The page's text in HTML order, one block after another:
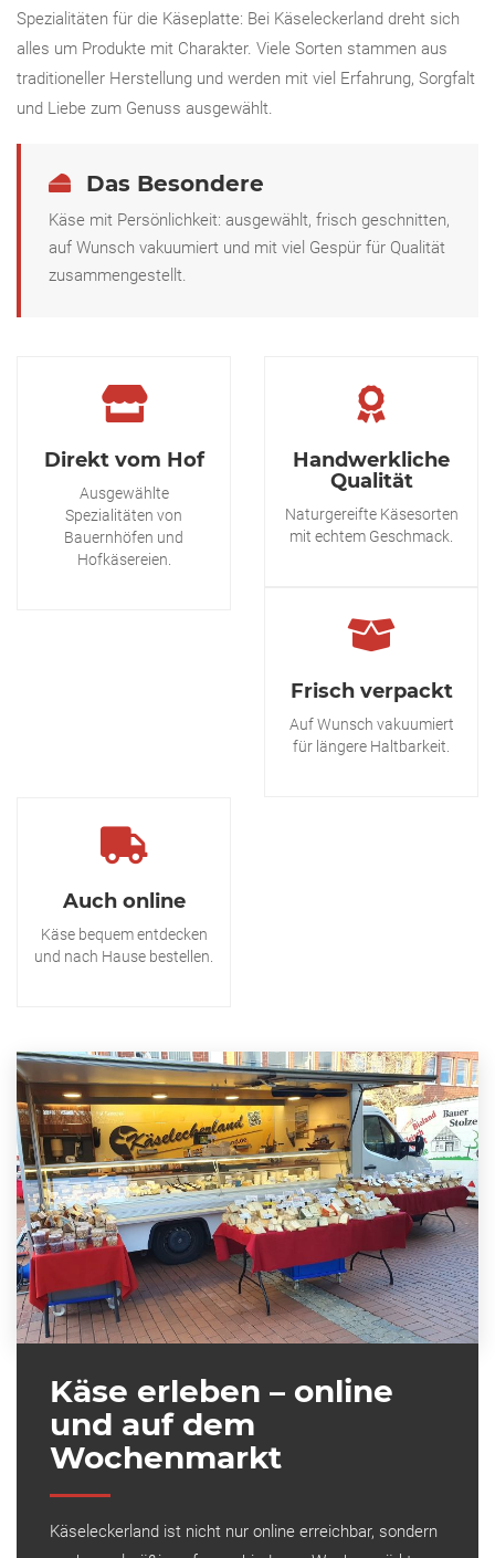
Spezialitäten für die Käseplatte: Bei Käseleckerland dreht sich
alles um Produkte mit Charakter. Viele Sorten stammen aus
traditioneller Herstellung und werden mit viel Erfahrung, Sorgfalt
und Liebe zum Genuss ausgewählt.
Das Besondere
Käse mit Persönlichkeit: ausgewählt, frisch geschnitten,
auf Wunsch vakuumiert und mit viel Gespür für Qualität
zusammengestellt.
Direkt vom Hof
Ausgewählte
Spezialitäten von
Bauernhöfen und
Hofkäsereien.
Handwerkliche
Qualität
Naturgereifte Käsesorten
mit echtem Geschmack.
Frisch verpackt
Auf Wunsch vakuumiert
für längere Haltbarkeit.
Auch online
Käse bequem entdecken
und nach Hause bestellen.
Käse erleben – online
und auf dem
Wochenmarkt
Käseleckerland ist nicht nur online erreichbar, sondern